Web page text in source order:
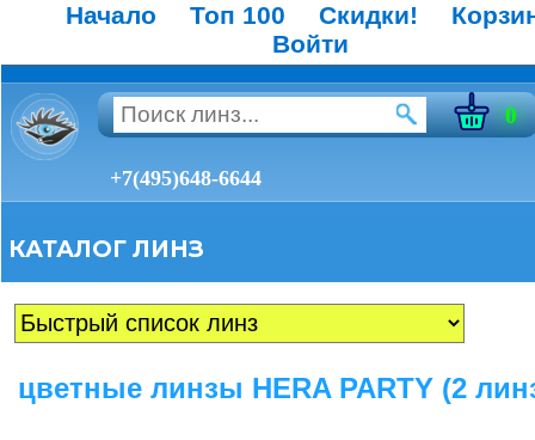
Начало Топ 100 Скидки!
Войти
0
+7(495)648-6644
КАТАЛОГ ЛИНЗ
цветные линзы HERA PARTY (2